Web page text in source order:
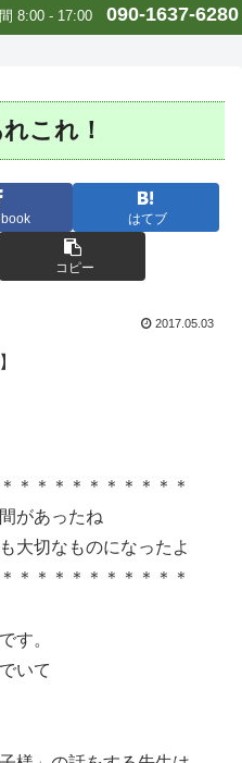
8:00 - 17:00 090-1637-6280
これ！
はてブ
コピー
2017.05.03
＊＊＊＊＊＊＊＊＊＊
があったね
大切なものになったよ
＊＊＊＊＊＊＊＊＊＊
す。
いて